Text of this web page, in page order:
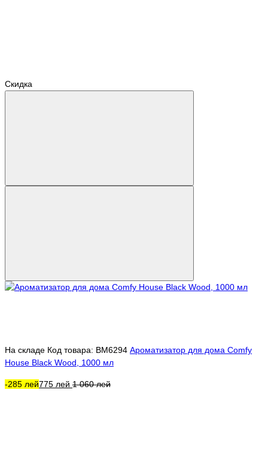
Скидка
На складе Код товара: BM6294 Ароматизатор для дома Comfy
House Black Wood, 1000 мл
-285 лей775 лей 1 060 лей